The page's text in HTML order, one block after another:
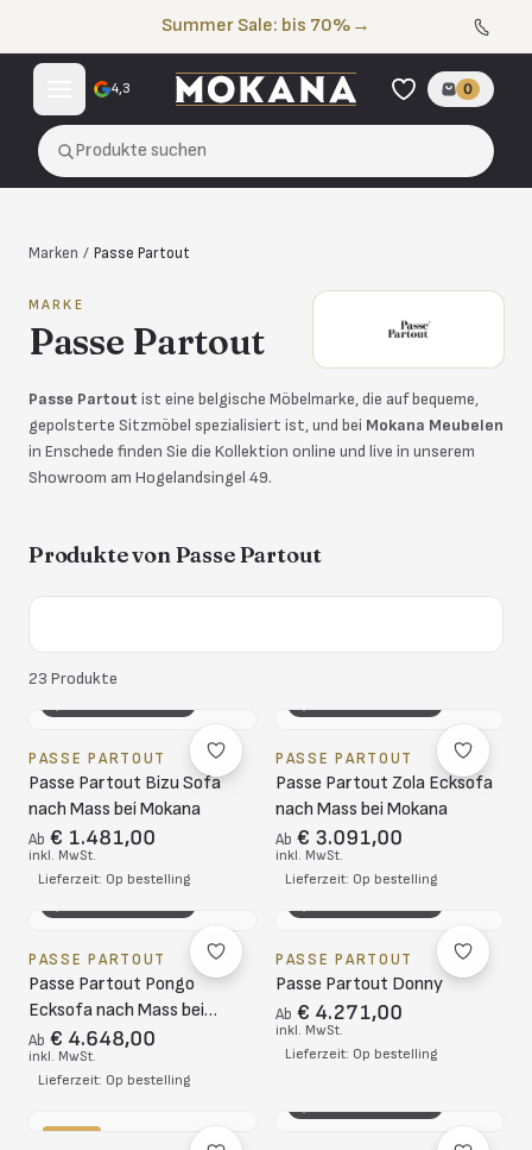
Summer Sale: bis 70% →
4,3 0
Produkte suchen
Marken / Passe Partout
MARKE
Passe Partout
Passe Partout ist eine belgische Möbelmarke, die auf bequeme,
gepolsterte Sitzmöbel spezialisiert ist, und bei Mokana Meubelen
in Enschede finden Sie die Kollektion online und live in unserem
Showroom am Hogelandsingel 49.
Produkte vonPasse Partout
23 Produkte
PASSE PARTOUT
Passe Partout Bizu Sofa
nach Mass bei Mokana
Ab € 1.481,00
inkl. MwSt.
Lieferzeit: Op bestelling
PASSE PARTOUT
Passe Partout Zola Ecksofa
nach Mass bei Mokana
Ab € 3.091,00
inkl. MwSt.
Lieferzeit: Op bestelling
PASSE PARTOUT
Passe Partout Pongo
Ecksofa nach Mass bei
Mokana
Ab € 4.648,00
inkl. MwSt.
Lieferzeit: Op bestelling
PASSE PARTOUT
Passe Partout Donny
Ab € 4.271,00
inkl. MwSt.
Lieferzeit: Op bestelling